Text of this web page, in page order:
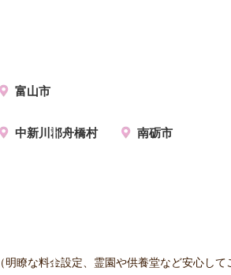
富山市
中新川郡舟橋村
南砺市
（明瞭な料金設定、霊園や供養堂など安心して